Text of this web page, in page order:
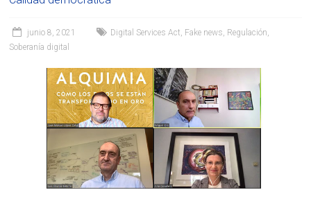
junio 8, 2021 Digital Services Act, Fake news, Regulación,
Soberanía digital